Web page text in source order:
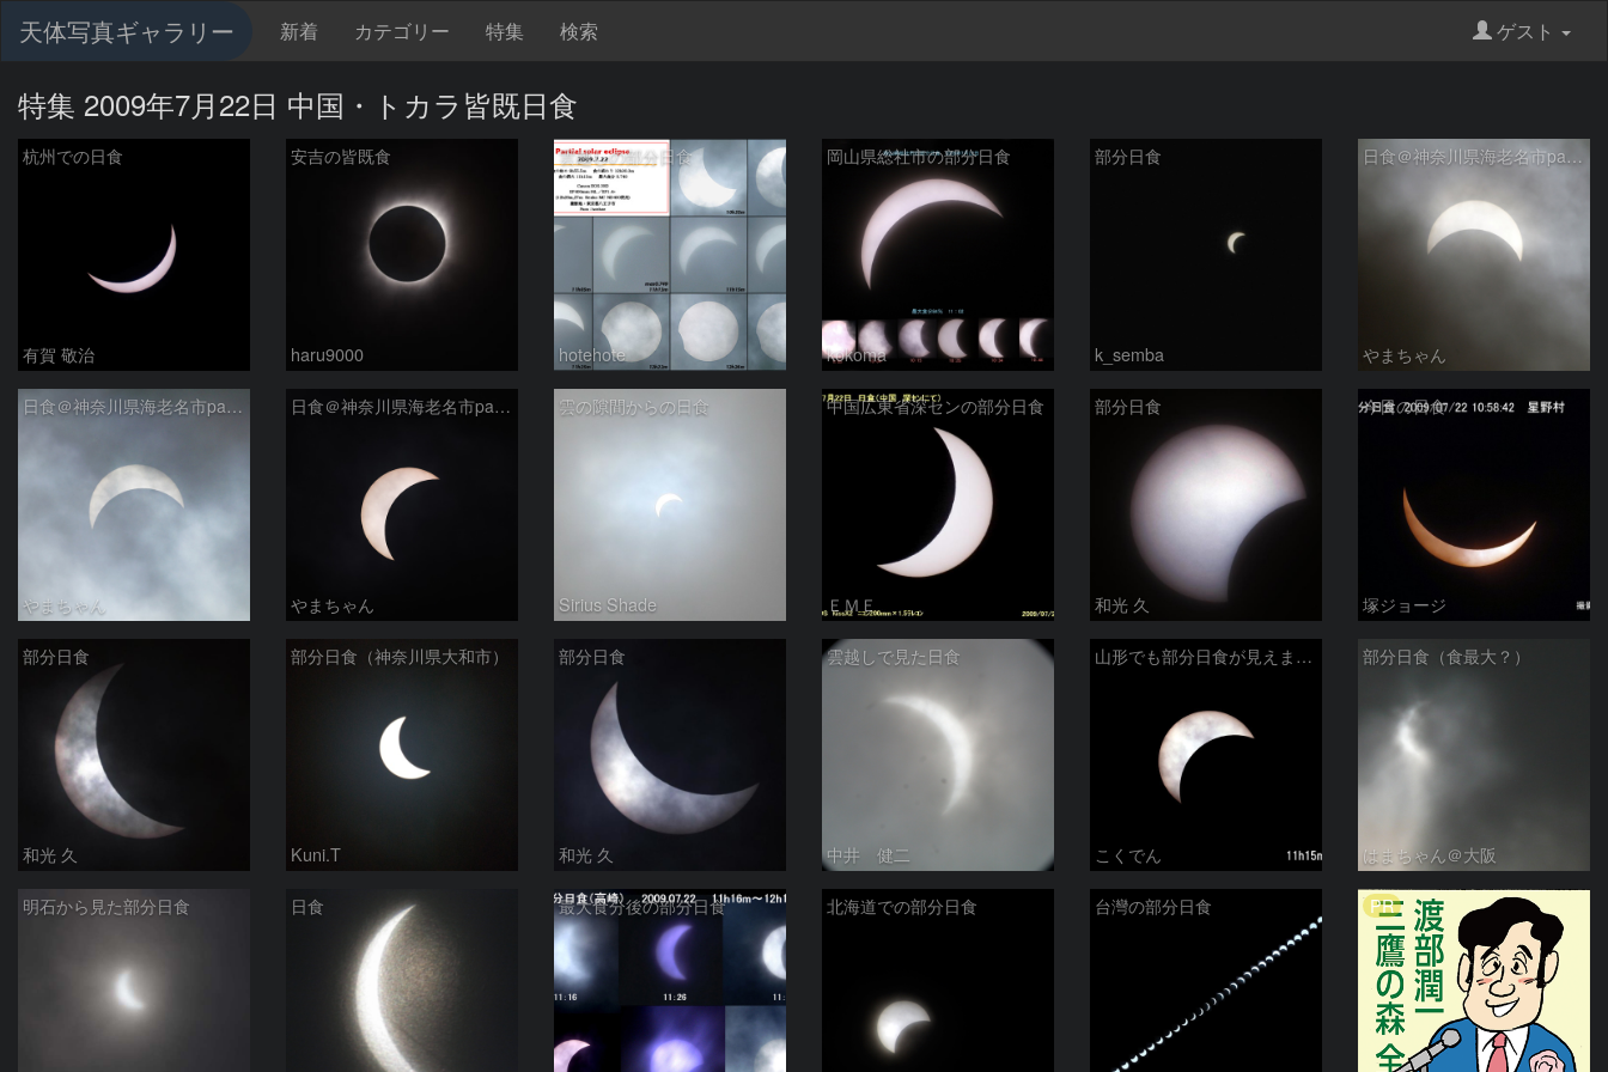
天体写真ギャラリー 新着 カテゴリー 特集 検索 ゲスト
特集 2009年7月22日 中国・トカラ皆既日食
杭州での日食
有賀 敬治
安吉の皆既食
haru9000
雲越しの部分日食
hotehote
岡山県総社市の部分日食
kokoma
部分日食
k_semba
日食＠神奈川県海老名市part3
やまちゃん
日食＠神奈川県海老名市part2
やまちゃん
日食＠神奈川県海老名市part1
やまちゃん
雲の隙間からの日食
Sirius Shade
中国広東省深センの部分日食
ＥＭＥ
部分日食
和光 久
今日の日食
塚ジョージ
部分日食
和光 久
部分日食（神奈川県大和市）
Kuni.T
部分日食
和光 久
雲越しで見た日食
中井 健二
山形でも部分日食が見えました
こくでん
部分日食（食最大？）
はまちゃん＠大阪
明石から見た部分日食 日食 最大食分後の部分日食 北海道での部分日食 台灣の部分日食 PR